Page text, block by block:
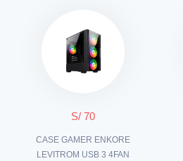
S/ 70
CASE GAMER ENKORE
LEVITROM USB 3 4FAN